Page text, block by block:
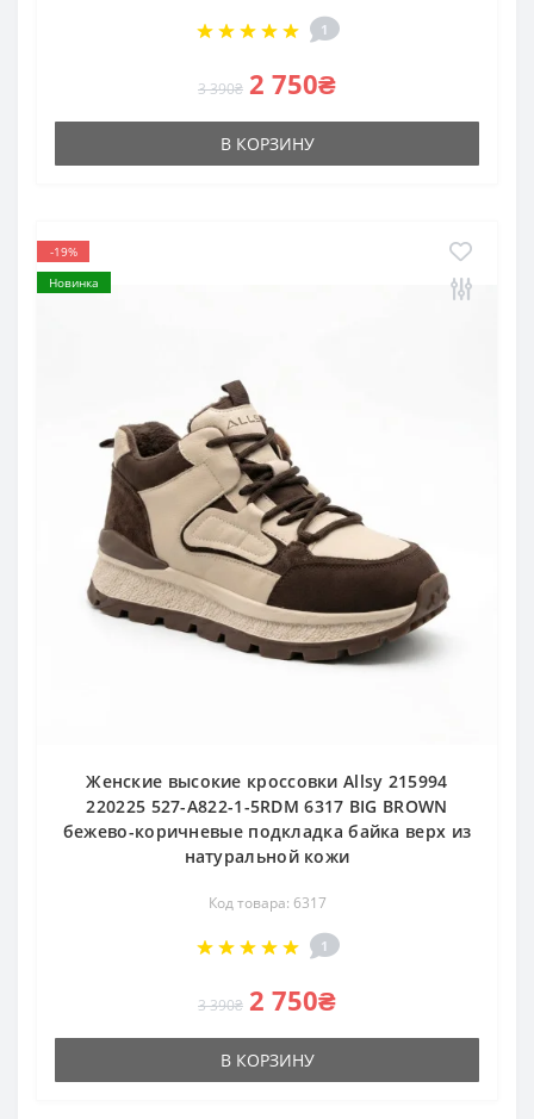
1
3 390₴ 2 750₴
В КОРЗИНУ
-19%
Новинка
Женские высокие кроссовки Allsy 215994
220225 527-A822-1-5RDM 6317 BIG BROWN
бежево-коричневые подкладка байка верх из
натуральной кожи
Код товара: 6317
1
3 390₴ 2 750₴
В КОРЗИНУ